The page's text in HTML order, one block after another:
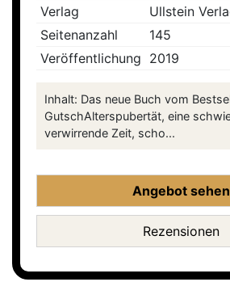
Verlag
Ullstein
Seitenanzahl
145
Veröffentlichung 2019
Inhalt: Das neue Buch vom
GutschAlterspubertät, eine
verwirrende Zeit, scho...
Angebot sehen
Rezensionen